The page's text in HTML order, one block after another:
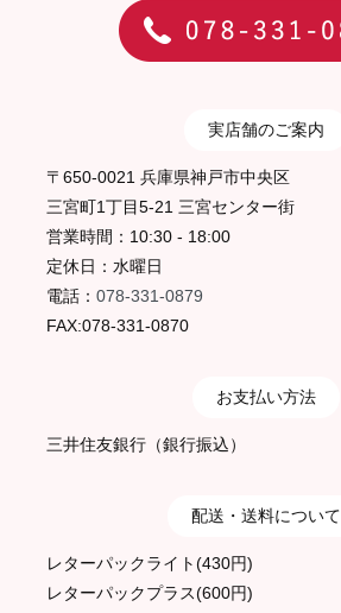
実店舗のご案内
〒650-0021 兵庫県神戸市中央区
三宮町1丁目5-21 三宮センター街
営業時間：10:30 - 18:00
定休日：水曜日
電話： 078-331-0879
FAX:078-331-0870
お支払い方法
三井住友銀行（銀行振込）
配送・送料について
レターパックライト(430円)
レターパックプラス(600円)